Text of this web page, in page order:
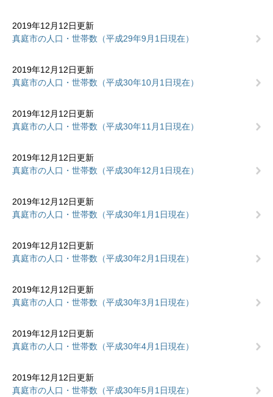
2019年12月12日更新
真庭市の人口・世帯数（平成29年9月1日現在）
2019年12月12日更新
真庭市の人口・世帯数（平成30年10月1日現在）
2019年12月12日更新
真庭市の人口・世帯数（平成30年11月1日現在）
2019年12月12日更新
真庭市の人口・世帯数（平成30年12月1日現在）
2019年12月12日更新
真庭市の人口・世帯数（平成30年1月1日現在）
2019年12月12日更新
真庭市の人口・世帯数（平成30年2月1日現在）
2019年12月12日更新
真庭市の人口・世帯数（平成30年3月1日現在）
2019年12月12日更新
真庭市の人口・世帯数（平成30年4月1日現在）
2019年12月12日更新
真庭市の人口・世帯数（平成30年5月1日現在）